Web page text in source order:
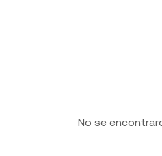
No se